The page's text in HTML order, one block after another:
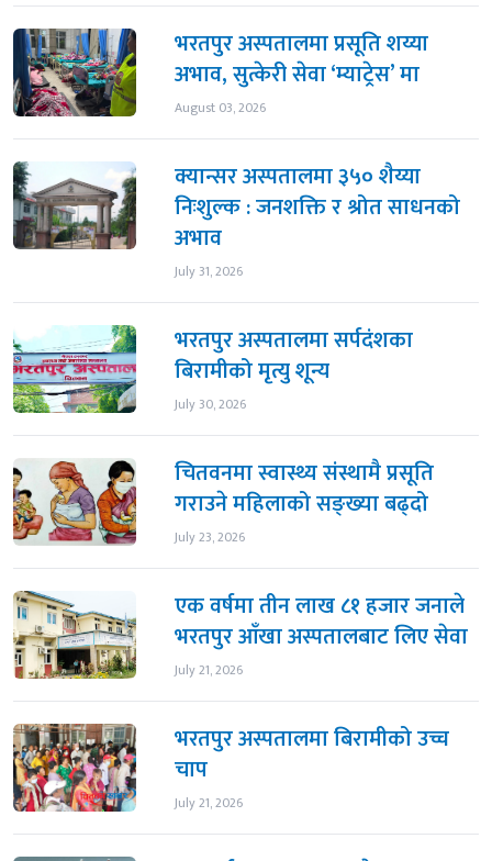
भरतपुर अस्पतालमा प्रसूति शय्या
अभाव, सुत्केरी सेवा ‘म्याट्रेस’ मा
August 03, 2026
क्यान्सर अस्पतालमा ३५० शैय्या
निःशुल्क : जनशक्ति र श्रोत साधनको
अभाव
July 31, 2026
भरतपुर अस्पतालमा सर्पदंशका
बिरामीको मृत्यु शून्य
July 30, 2026
चितवनमा स्वास्थ्य संस्थामै प्रसूति
गराउने महिलाको सङ्ख्या बढ्दो
July 23, 2026
एक वर्षमा तीन लाख ८१ हजार जनाले
भरतपुर आँखा अस्पतालबाट लिए सेवा
July 21, 2026
भरतपुर अस्पतालमा बिरामीको उच्च
चाप
July 21, 2026